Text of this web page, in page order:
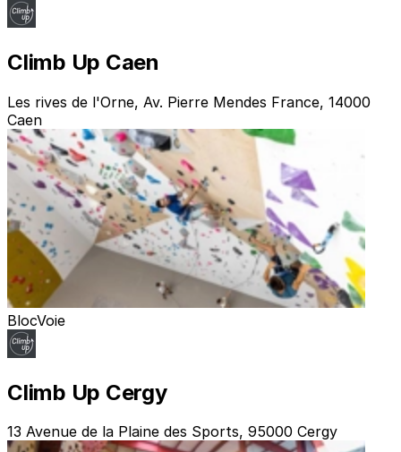
Climb Up Caen
Les rives de l'Orne, Av. Pierre Mendes France, 14000
Caen
BlocVoie
Climb Up Cergy
13 Avenue de la Plaine des Sports, 95000 Cergy